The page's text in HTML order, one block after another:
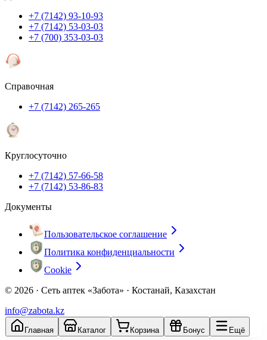
+7 (7142) 93-10-93
+7 (7142) 53-03-03
+7 (700) 353-03-03
Справочная
+7 (7142) 265-265
Круглосуточно
+7 (7142) 57-66-58
+7 (7142) 53-86-83
Документы
Пользовательское соглашение
Политика конфиденциальности
Cookie
© 2026 · Сеть аптек «Забота» · Костанай, Казахстан
info@zabota.kz
Главная Каталог Корзина Бонус Ещё